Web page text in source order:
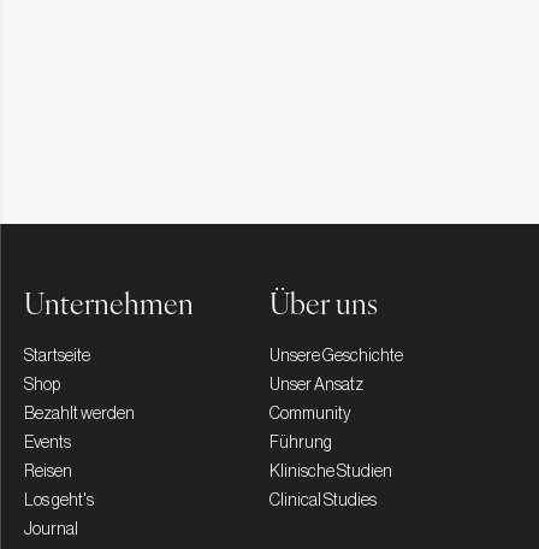
Unternehmen
Startseite
Shop
Bezahlt werden
Events
Reisen
Los geht's
Journal
Über uns
Unsere Geschichte
Unser Ansatz
Community
Führung
Klinische Studien
Clinical Studies